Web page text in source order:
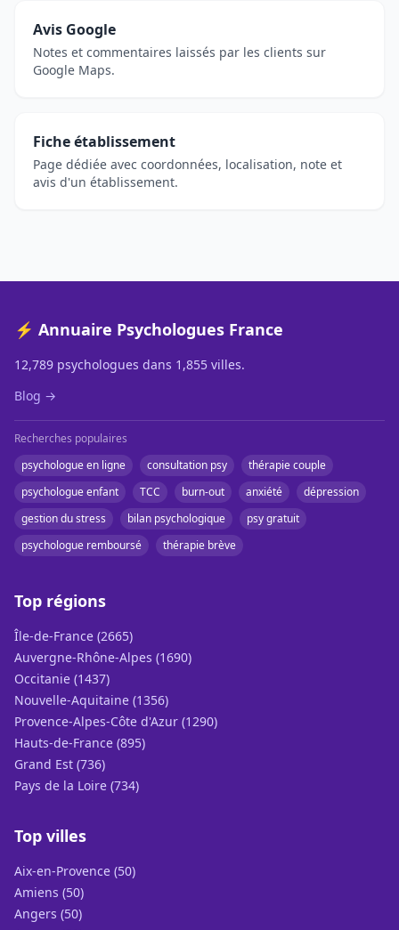
Avis Google
Notes et commentaires laissés par les clients sur
Google Maps.
Fiche établissement
Page dédiée avec coordonnées, localisation, note et
avis d'un établissement.
⚡ Annuaire Psychologues France
12,789 psychologues dans 1,855 villes.
Blog →
Recherches populaires
psychologue en ligne
consultation psy
thérapie couple
psychologue enfant
TCC burn-out anxiété
dépression
gestion du stress
bilan psychologique
psy gratuit
psychologue remboursé
thérapie brève
Top régions
Île-de-France (2665)
Auvergne-Rhône-Alpes (1690)
Occitanie (1437)
Nouvelle-Aquitaine (1356)
Provence-Alpes-Côte d'Azur (1290)
Hauts-de-France (895)
Grand Est (736)
Pays de la Loire (734)
Top villes
Aix-en-Provence (50)
Amiens (50)
Angers (50)